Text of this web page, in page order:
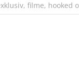
, filme, hooked